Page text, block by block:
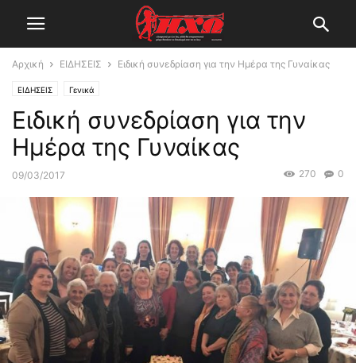
Αρχική ΕΙΔΗΣΕΙΣ Ειδική συνεδρίαση για την Ημέρα της Γυναίκας
ΕΙΔΗΣΕΙΣ Γενικά
Ειδική συνεδρίαση για την
Ημέρα της Γυναίκας
09/03/2017 0
270